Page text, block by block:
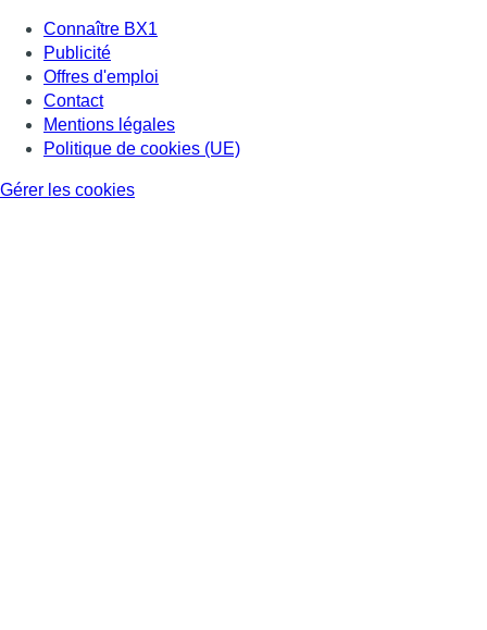
Connaître BX1
Publicité
Offres d'emploi
Contact
Mentions légales
Politique de cookies (UE)
Gérer les cookies